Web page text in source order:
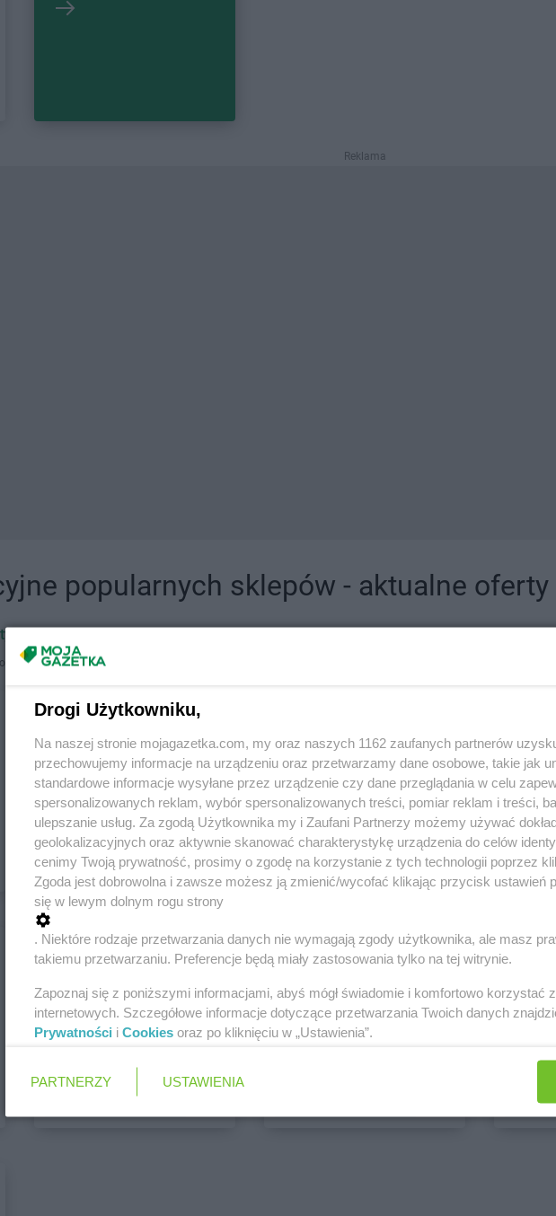
Reklama
popularnych sklepów - aktualne
promocyjne
które działają w Polsce. Znajdziesz tutaj sklepy należące do lokalnych sieci oraz duże, znane super- i
POLOmarket
11 gazetek
Dodaj do ulubionych
PEPCO
1 gazetka
Dodaj do ulubionych
dino
1
Dodaj
5 gazetek
Dodaj
Drogi Użytkowniku,
Na naszej stronie mojagazetka.com, my oraz naszych 1162 zaufanych partnerów
przechowujemy informacje na urządzeniu oraz przetwarzamy dane osobowe, takie jak
standardowe informacje wysyłane przez urządzenie czy dane przeglądania w celu
spersonalizowanych reklam, wybór spersonalizowanych treści, pomiar reklam i treści,
ulepszanie usług. Za zgodą Użytkownika my i Zaufani Partnerzy możemy używać
geolokalizacyjnych oraz aktywnie skanować charakterystykę urządzenia do celów
cenimy Twoją prywatność, prosimy o zgodę na korzystanie z tych technologii poprzez
Zgoda jest dobrowolna i zawsze możesz ją zmienić/wycofać klikając przycisk ustawień
się w lewym dolnym rogu strony
. Niektóre rodzaje przetwarzania danych nie wymagają zgody użytkownika, ale masz
takiemu przetwarzaniu. Preferencje będą miały zastosowania tylko na tej witrynie.
Zapoznaj się z poniższymi informacjami, abyś mógł świadomie i komfortowo korzystać
internetowych. Szczegółowe informacje dotyczące przetwarzania Twoich danych
Prywatności i Cookies oraz po kliknięciu w „Ustawienia”.
PARTNERZY USTAWIENIA